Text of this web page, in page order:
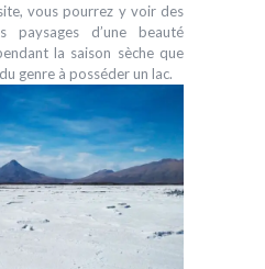
vous pourrez y voir des
paysages d’une beauté
la saison sèche que
genre à posséder un lac.